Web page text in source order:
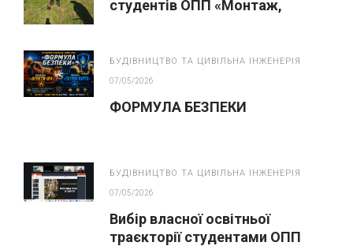
студентів ОПП «Монтаж,
БУДІВНИЦТВО ТА ЦИВІЛЬНА ІНЖЕНЕРІЯ
07/05/2026
ФОРМУЛА БЕЗПЕКИ
БУДІВНИЦТВО ТА ЦИВІЛЬНА ІНЖЕНЕРІЯ
07/05/2026
Вибір власної освітньої
траєкторії студентами ОПП